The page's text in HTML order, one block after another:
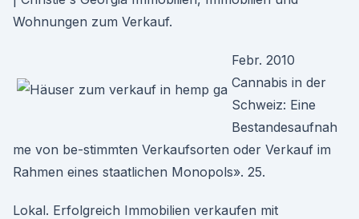
Wohnungen zum Verkauf.
Febr. 2010
Cannabis in der
Schweiz: Eine
Bestandesaufnah
me von be-stimmten Verkaufsorten oder Verkauf im
Rahmen eines staatlichen Monopols». 25.
Lokal. Erfolgreich Immobilien verkaufen mit